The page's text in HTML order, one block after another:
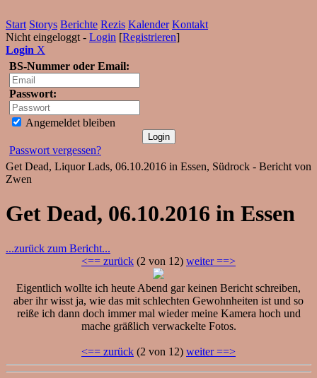
Start Storys Berichte Rezis Kalender Kontakt
Nicht eingeloggt - Login [Registrieren]
Login X
BS-Nummer oder Email:
Passwort:
Angemeldet bleiben
Passwort vergessen?
Get Dead, Liquor Lads, 06.10.2016 in Essen, Südrock - Bericht von
Zwen
Get Dead, 06.10.2016 in Essen
...zurück zum Bericht...
<== zurück (2 von 12) weiter ==>
Eigentlich wollte ich heute Abend gar keinen Bericht schreiben,
aber ihr wisst ja, wie das mit schlechten Gewohnheiten ist und so
reiße ich dann doch immer mal wieder meine Kamera hoch und
mache gräßlich verwackelte Fotos.
<== zurück (2 von 12) weiter ==>